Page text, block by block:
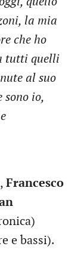
la mia
che ho
tutti quelli
al suo
sono io,
Francesco
e bassi).